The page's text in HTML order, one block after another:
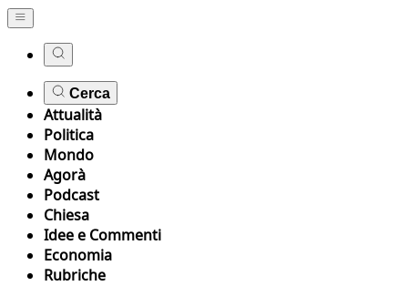
Cerca
Attualità
Politica
Mondo
Agorà
Podcast
Chiesa
Idee e Commenti
Economia
Rubriche